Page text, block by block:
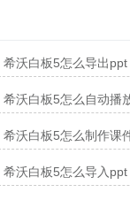
希沃白板5怎么导出
希沃白板5怎么制作课
希沃白板5怎么导入